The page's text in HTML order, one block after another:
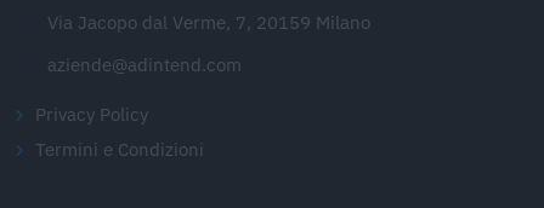
Via Jacopo dal Verme, 7, 20159 Milano
aziende@adintend.com
Privacy Policy
Termini e Condizioni